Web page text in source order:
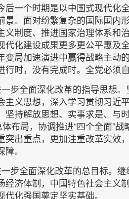
后一个时期是以中国式现代化
景。面对纷繁复杂的国际国内
义制度、推进国家治理体系和
代化建设成果更多更公平惠及
变局加速演进中赢得战略主动
行时，没有完成时。全党必须
一步全面深化改革的指导思想
主义思想，深入学习贯彻习近
坚持解放思想、实事求是、与
体布局，协调推进“四个全面”
突出重点，更加注重改革实效
。
一步全面深化改革的总目标。
经济体制，中国特色社会主义
代化强国奠定坚实基础。